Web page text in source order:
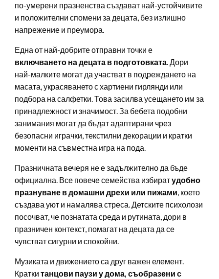
по-умерени празненства създават най-устойчивите
и положителни спомени за децата, без излишно
напрежение и преумора.
Една от най-добрите отправни точки е
включването на децата в подготовката. Дори
най-малките могат да участват в подреждането на
масата, украсяването с хартиени гирлянди или
подбора на салфетки. Това засилва усещането им за
принадлежност и значимост. За бебета подобни
занимания могат да бъдат адаптирани чрез
безопасни играчки, текстилни декорации и кратки
моменти на съвместна игра на пода.
Празничната вечеря не е задължително да бъде
официална. Все повече семейства избиратудобно
празнуване в домашни дрехи или пижами, което
създава уют и намалява стреса. Детските психолози
посочват, че познатата среда и рутината, дори в
празничен контекст, помагат на децата да се
чувстват сигурни и спокойни.
Музиката и движението са друг важен елемент.
Кратки танцови паузи у дома, съобразени с